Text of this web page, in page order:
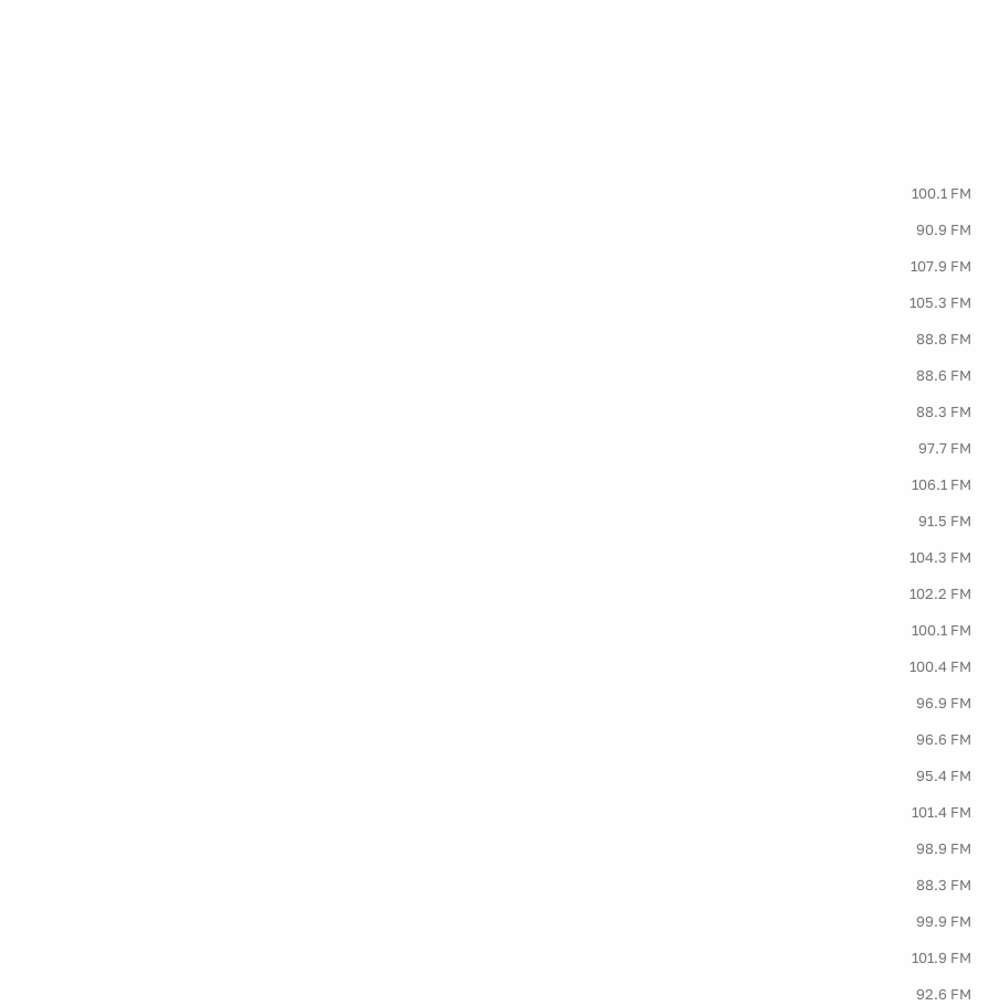
100.1 FM
90.9 FM
107.9 FM
105.3 FM
88.8 FM
88.6 FM
88.3 FM
97.7 FM
106.1 FM
91.5 FM
104.3 FM
102.2 FM
100.1 FM
100.4 FM
96.9 FM
96.6 FM
95.4 FM
101.4 FM
98.9 FM
88.3 FM
99.9 FM
101.9 FM
92.6 FM